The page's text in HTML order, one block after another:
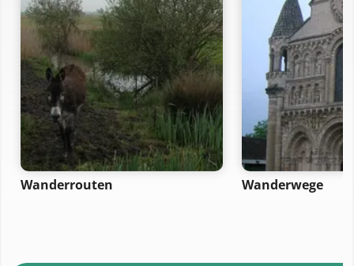
Wanderrouten Wanderwege